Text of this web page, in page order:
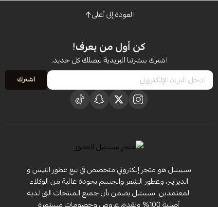
العودة إلى أعلى
كن أول من يعرف!
اشترك بنشرتنا البريدية ليصلك كل جديد.
اشترك
سبيشل هو متجر إلكتروني متخصص في بيع عطور النيش و
الديزاينر، وعطور الشعر والجسم بجودة عالية من الوكلاء
المعتمدين ‏ سبيشل يضمن بأن جميع المنتجات التي لديه